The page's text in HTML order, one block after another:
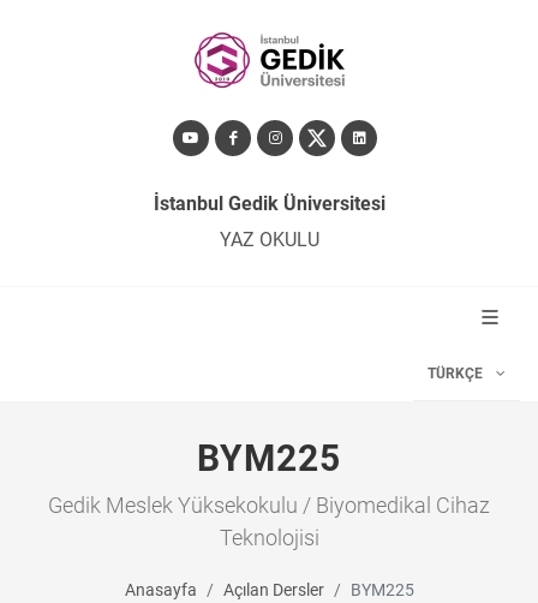
İstanbul Gedik Üniversitesi
YAZ OKULU
TÜRKÇE
BYM225
Gedik Meslek Yüksekokulu / Biyomedikal Cihaz
Teknolojisi
Anasayfa Açılan Dersler BYM225